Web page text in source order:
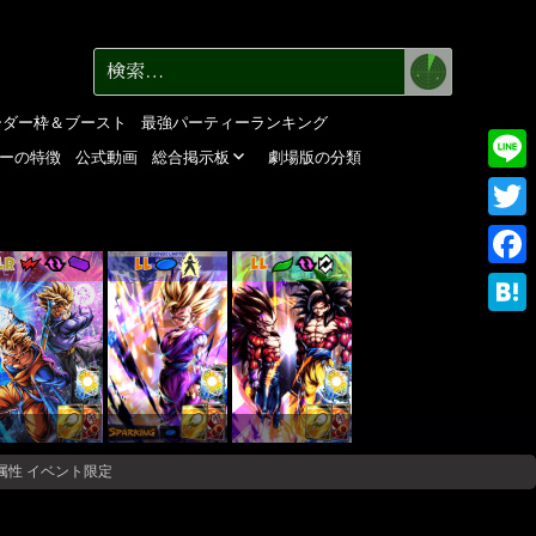
ダー枠＆ブースト
最強パーティーランキング
の特徴 公式動画 総合掲示板
劇場版の分類
LL LL
性 イベント限定
Line
検
索:
検
索